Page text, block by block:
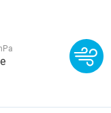
hPa